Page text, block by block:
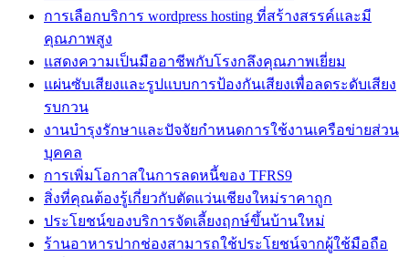
การเลือกบริการ wordpress hosting ที่สร้างสรรค์และมี
คุณภาพสูง
แสดงความเป็นมืออาชีพกับโรงกลึงคุณภาพเยี่ยม
แผ่นซับเสียงและรูปแบบการป้องกันเสียงเพื่อลดระดับเสียง
รบกวน
งานบำรุงรักษาและปัจจัยกำหนดการใช้งานเครือข่ายส่วน
บุคคล
การเพิ่มโอกาสในการลดหนี้ของ TFRS9
สิ่งที่คุณต้องรู้เกี่ยวกับตัดแว่นเชียงใหม่ราคาถูก
ประโยชน์ของบริการจัดเลี้ยงฤกษ์ขึ้นบ้านใหม่
ร้านอาหารปากช่องสามารถใช้ประโยชน์จากผู้ใช้มือถือ